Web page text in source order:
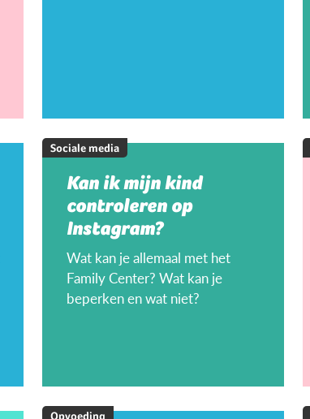
Sociale media
Kan ik mijn kind
controleren op
Instagram?
Wat kan je allemaal met het
Family Center? Wat kan je
beperken en wat niet?
Opvoeding